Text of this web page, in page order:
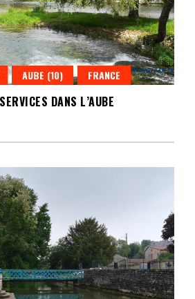
AUBE (10) FRANCE
DANS L’AUBE